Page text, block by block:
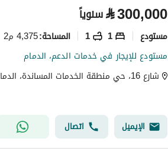
⃁300,000 سنوياً
مستودع 1
1 المساحة:4,375 م2
مستودع للإيجار في خدمات الدعم، الدمام
شارع 16، حي منطقة الخدمات المساندة، الدمام
الإيميل اتصال